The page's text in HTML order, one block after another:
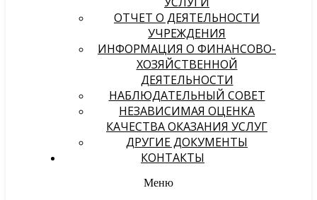
ОТЧЕТ О ДЕЯТЕЛЬНОСТИ
УЧРЕЖДЕНИЯ
ИНФОРМАЦИЯ О ФИНАНСОВО-
ХОЗЯЙСТВЕННОЙ
ДЕЯТЕЛЬНОСТИ
НАБЛЮДАТЕЛЬНЫЙ СОВЕТ
НЕЗАВИСИМАЯ ОЦЕНКА
КАЧЕСТВА ОКАЗАНИЯ УСЛУГ
ДРУГИЕ ДОКУМЕНТЫ
КОНТАКТЫ
Меню